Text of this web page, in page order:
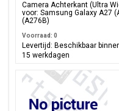
Camera Achterkant (Ultra
voor: Samsung Galaxy A27
(A276B)
Voorraad: 0
Levertijd: Beschikbaar
15 werkdagen